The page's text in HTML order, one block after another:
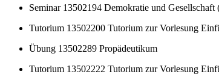
Seminar 13502194 Demokratie und
Tutorium 13502200 Tutorium zur Vorlesung
Übung 13502289 Propädeutikum
Tutorium 13502222 Tutorium zur Vorlesung